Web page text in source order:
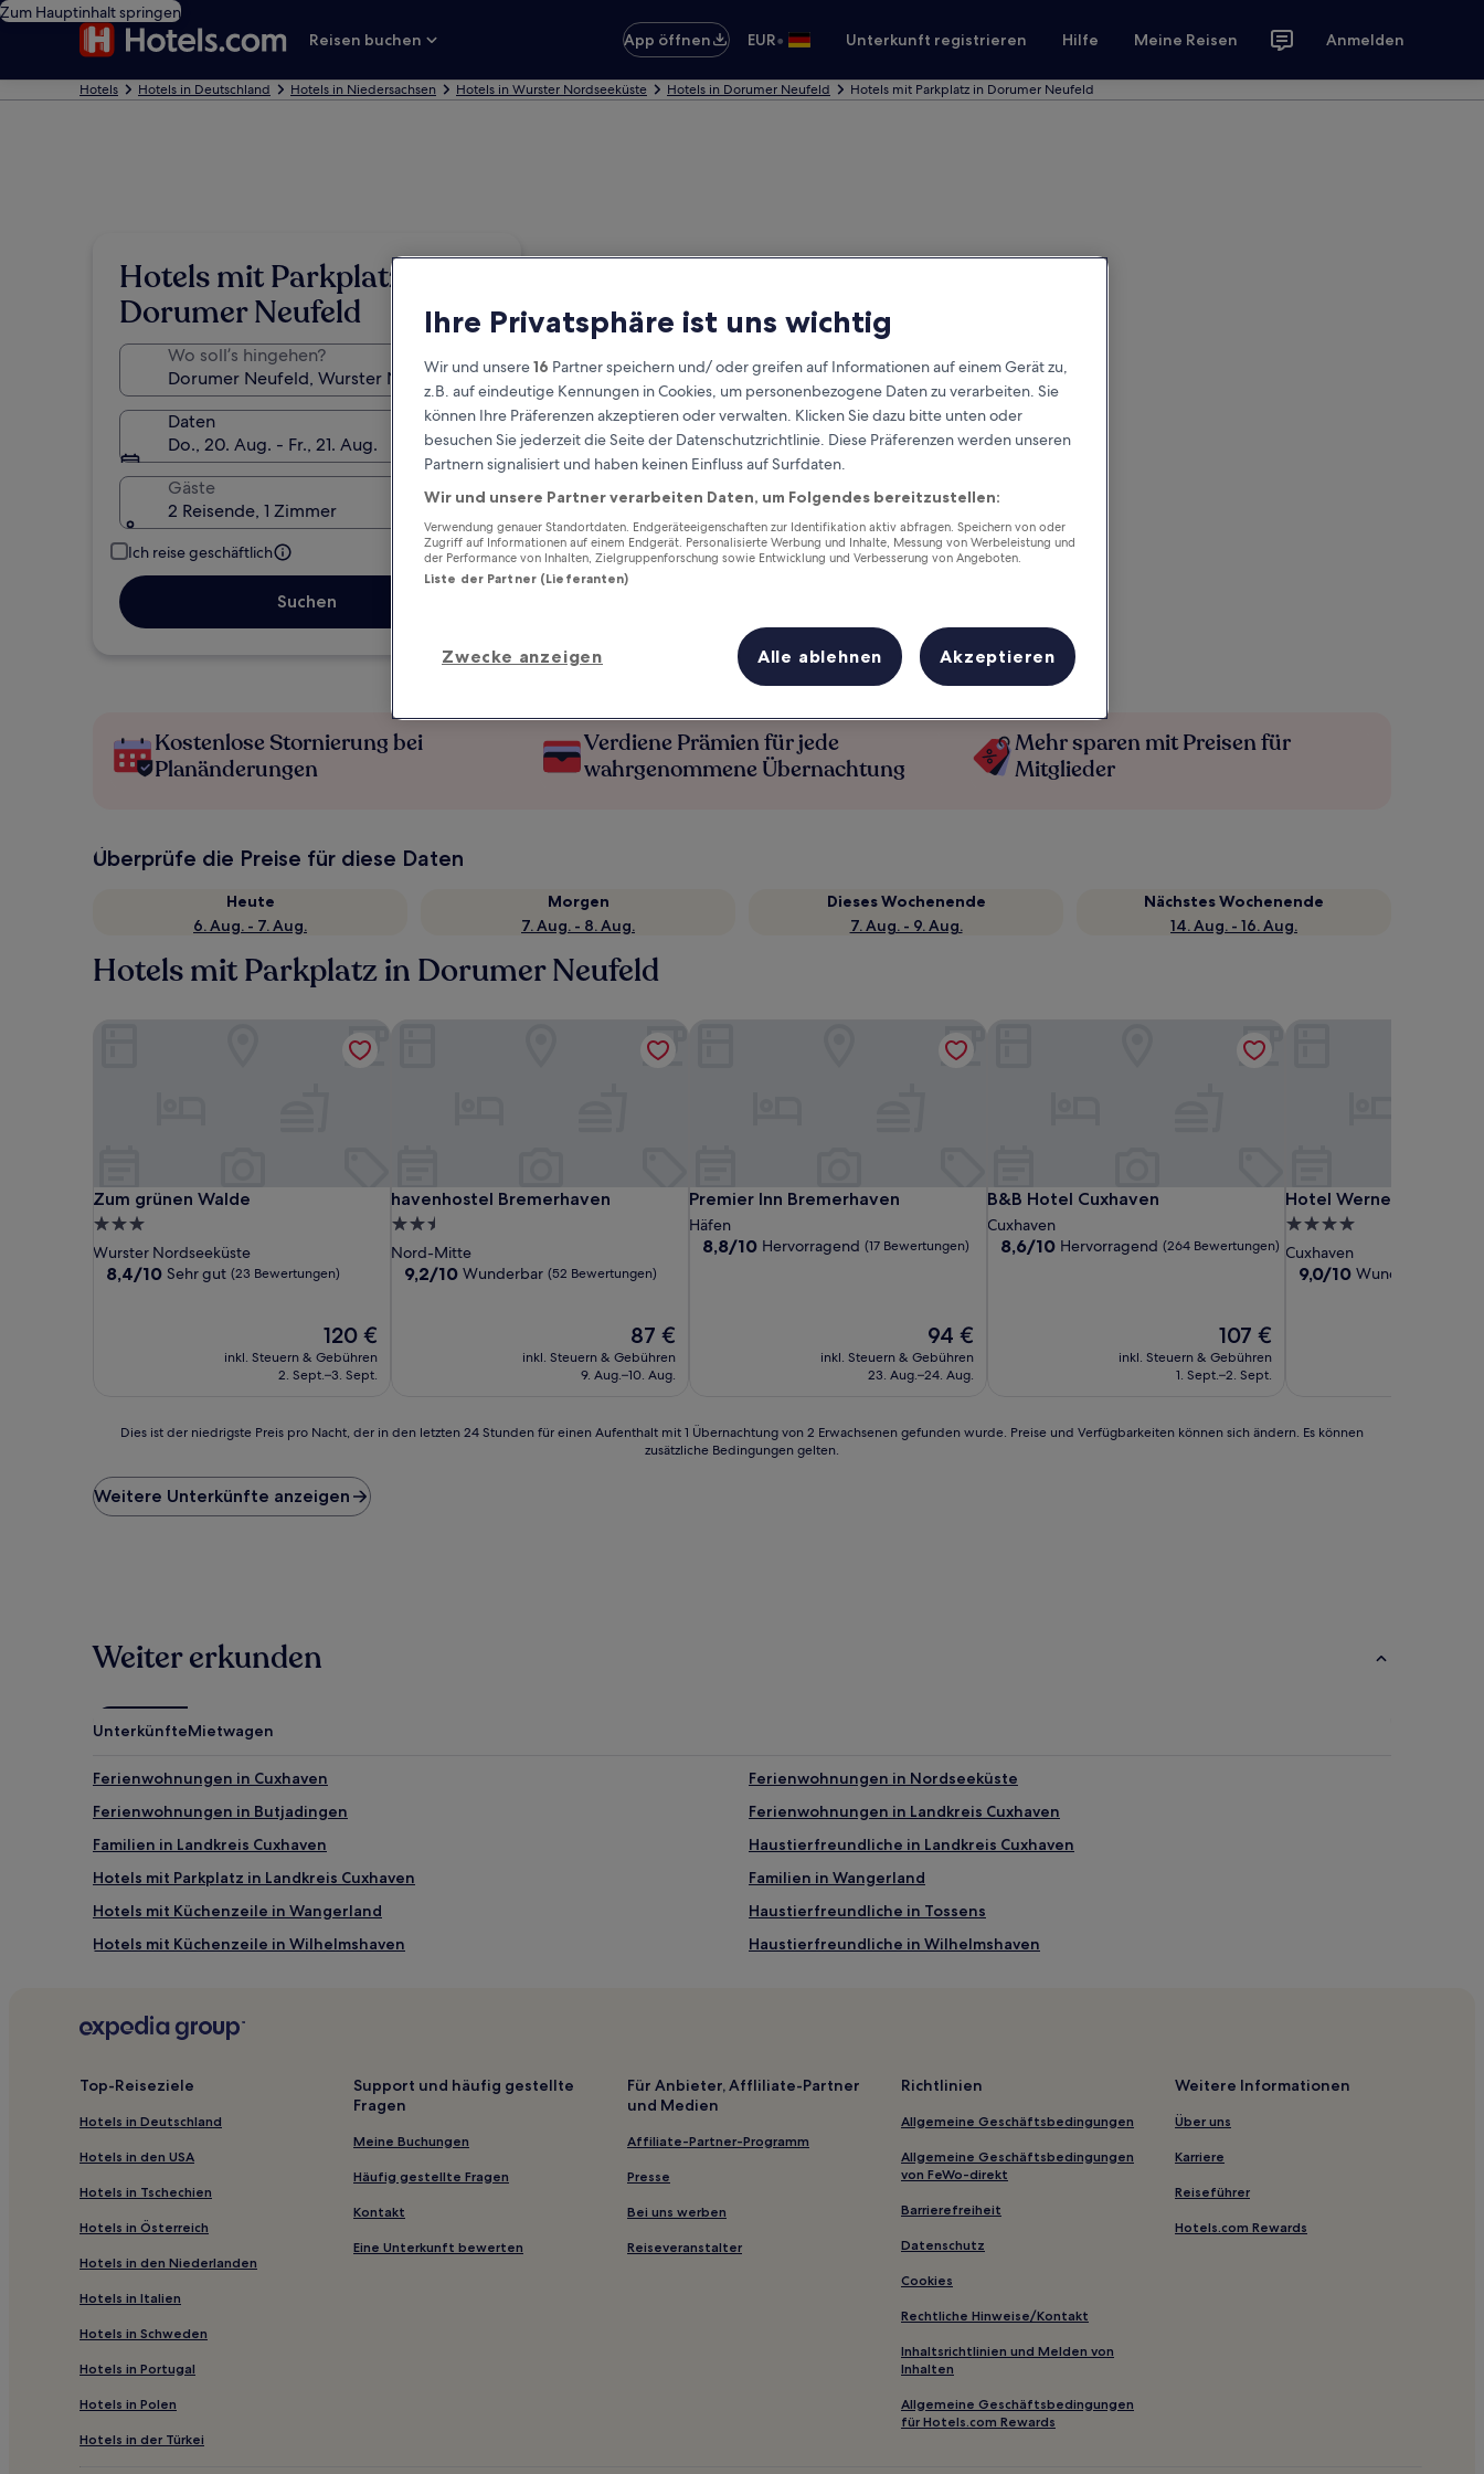
Zum Hauptinhalt springen
Reisen buchen
App öffnen EUR• Unterkunft registrieren Hilfe Meine Reisen Anmelden
Hotels Hotels in Deutschland Hotels in Niedersachsen Hotels in Wurster Nordseeküste Hotels in Dorumer Neufeld Hotels mit Parkplatz in Dorumer Neufeld
Hotels mit Parkplatz in
Dorumer Neufeld
Wo soll’s hingehen?
Daten
Do., 20. Aug. - Fr., 21. Aug.
Gäste
2 Reisende, 1 Zimmer
Ich reise geschäftlich
Suchen
Kostenlose Stornierung bei
Planänderungen
Verdiene Prämien für jede
wahrgenommene Übernachtung
Mehr sparen mit Preisen für
Mitglieder
Überprüfe die Preise für diese Daten
Heute
6. Aug. - 7. Aug.
Morgen
7. Aug. - 8. Aug.
Dieses Wochenende
7. Aug. - 9. Aug.
Nächstes Wochenende
14. Aug. - 16. Aug.
Hotels mit Parkplatz in Dorumer Neufeld
Zum grünen Walde
Zum grünen Walde
3.0-
Sterne-
Unterkunft
Wurster Nordseeküste
8.4
8,4/10 Sehr gut (23 Bewertungen)
Der
Preis
beträgt
120 €
inkl. Steuern & Gebühren
2. Sept.–3. Sept.
havenhostel Bremerhaven
havenhostel Bremerhaven
2.5-
Sterne-
Unterkunft
Nord-Mitte
9.2
9,2/10 Wunderbar (52 Bewertungen)
Der
Preis
beträgt
87 €
inkl. Steuern & Gebühren
9. Aug.–10. Aug.
Premier Inn Bremerhaven
Premier Inn Bremerhaven
Häfen
8.8
8,8/10 Hervorragend (17 Bewertungen)
Der
Preis
beträgt
94 €
inkl. Steuern & Gebühren
23. Aug.–24. Aug.
B&B Hotel Cuxhaven
B&B Hotel Cuxhaven
Cuxhaven
8.6
8,6/10 Hervorragend (264 Bewertungen)
Der
Preis
beträgt
107 €
inkl. Steuern & Gebühren
1. Sept.–2. Sept.
Hotel Wernerwald
Hotel Wernerwald
4.0-
Sterne-
Unterkunft
Cuxhaven
9.0
9,0/10 Wunderbar
der
niedrigste
Preis
24 Stunden
für
Aufenthalt
mit
von
2 Erwachsenen
gefunden
Preise
und
Verfügbarkeiten
können
ändern.
Bedingungen
Dies ist der niedrigste Preis pro Nacht, der in den letzten 24 Stunden für einen Aufenthalt mit 1 Übernachtung von 2 Erwachsenen gefunden wurde. Preise und Verfügbarkeiten können sich ändern. Es können
zusätzliche Bedingungen gelten.
Weitere Unterkünfte anzeigen
Weiter erkunden
UnterkünfteMietwagen
Ferienwohnungen in Cuxhaven
Ferienwohnungen in Nordseeküste
Ferienwohnungen in Butjadingen
Ferienwohnungen in Landkreis Cuxhaven
Familien in Landkreis Cuxhaven
Haustierfreundliche in Landkreis Cuxhaven
Hotels mit Parkplatz in Landkreis Cuxhaven
Familien in Wangerland
Hotels mit Küchenzeile in Wangerland
Haustierfreundliche in Tossens
Hotels mit Küchenzeile in Wilhelmshaven
Haustierfreundliche in Wilhelmshaven
Familien in Döse
Haustierfreundliche in Döse
Familien in Duhnen
Hotels mit Küchenzeile in Otterndorf
Haustierfreundliche in Sahlenburg
Haustierfreundliche in Nordseebad Burhave
Hotels mit Pool in Nordseeküste
Haustierfreundliche in Nordseeküste
Hotels mit Parkplatz in Nordseeküste
Haustierfreundliche in Norderteil
Familien in Norderteil
Business in Cuxhaven
Familien in Cuxhaven
Heise Hotels
Hotels nahe UNESCO-Weltnaturerbe Wattenmeer
Hotels nahe Watt ́n Bad Beach
Brink Hotels
Top-Reiseziele
Hotels in Deutschland
Hotels in den USA
Hotels in Tschechien
Hotels in Österreich
Hotels in den Niederlanden
Hotels in Italien
Hotels in Schweden
Hotels in Portugal
Hotels in Polen
Hotels in der Türkei
Support und häufig gestellte
Fragen
Meine Buchungen
Häufig gestellte Fragen
Kontakt
Eine Unterkunft bewerten
Für Anbieter, Affliliate-Partner
und Medien
Affiliate-Partner-Programm
Presse
Bei uns werben
Reiseveranstalter
Richtlinien
Allgemeine Geschäftsbedingungen
Allgemeine Geschäftsbedingungen
von FeWo-direkt
Barrierefreiheit
Datenschutz
Cookies
Rechtliche Hinweise/Kontakt
Inhaltsrichtlinien und Melden von
Inhalten
Allgemeine Geschäftsbedingungen
für Hotels.com Rewards
Weitere Informationen
Über uns
Karriere
Reiseführer
Hotels.com Rewards
Ihre Privatsphäre ist uns wichtig
Wir und unsere16 Partner speichern und/ oder greifen auf Informationen auf einem Gerät zu,
z.B. auf eindeutige Kennungen in Cookies, um personenbezogene Daten zu verarbeiten. Sie
können Ihre Präferenzen akzeptieren oder verwalten. Klicken Sie dazu bitte unten oder
besuchen Sie jederzeit die Seite der Datenschutzrichtlinie. Diese Präferenzen werden unseren
Partnern signalisiert und haben keinen Einfluss auf Surfdaten.
Wir und unsere Partner verarbeiten Daten, um Folgendes bereitzustellen:
Verwendung genauer Standortdaten. Endgeräteeigenschaften zur Identifikation aktiv abfragen. Speichern von oder
Zugriff auf Informationen auf einem Endgerät. Personalisierte Werbung und Inhalte, Messung von Werbeleistung und
der Performance von Inhalten, Zielgruppenforschung sowie Entwicklung und Verbesserung von Angeboten.
Liste der Partner (Lieferanten)
Zwecke anzeigen Alle ablehnen Akzeptieren